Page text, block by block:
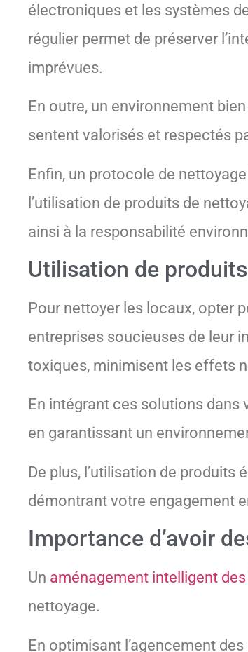
électroniques et les systèmes
régulier permet de préserver
imprévues.
En outre, un environnement
sentent valorisés et respectés
Enfin, un protocole de
l’utilisation de produits de
ainsi à la responsabilité
Utilisation de
Pour nettoyer les locaux, opter
entreprises soucieuses de leur
toxiques, minimisent les effets
En intégrant ces solutions
en garantissant un
De plus, l’utilisation de produits
démontrant votre engagement
Importance d’avoir
Un aménagement intelligent des
nettoyage.
En optimisant l’agencement